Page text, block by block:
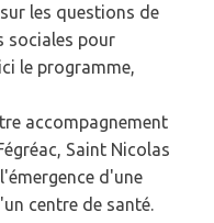
les questions de
sociales pour
le programme,
accompagnement
Saint Nicolas
d'une
centre de santé.